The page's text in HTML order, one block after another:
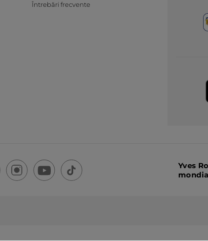
Întrebări frecvente
Yves